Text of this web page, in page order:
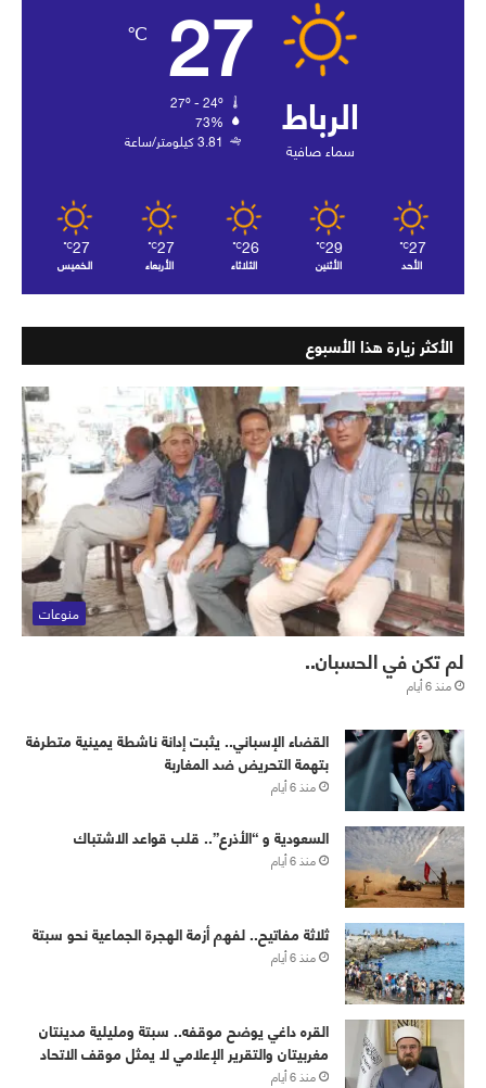
الرباط
سماء صافية
27
℃
73%
3.81 كيلومتر/ساعة
27
℃
الأحد
29
℃
الأثنين
26
℃
الثلاثاء
27
℃
الأربعاء
27
℃
الخميس
الأكثر زيارة هذا الأسبوع
منوعات
لم تكن في الحسبان..
منذ 6 أيام
القضاء الإسباني.. يثبت إدانة ناشطة يمينية متطرفة
بتهمة التحريض ضد المغاربة
منذ 6 أيام
‏⁧‫السعودية‬⁩ و “الأذرع”.. قلب قواعد الاشتباك
منذ 6 أيام
ثلاثة مفاتيح.. لفهم أزمة الهجرة الجماعية نحو سبتة
منذ 6 أيام
القره داغي يوضح موقفه.. سبتة ومليلية مدينتان
مغربيتان والتقرير الإعلامي لا يمثل موقف الاتحاد
منذ 6 أيام